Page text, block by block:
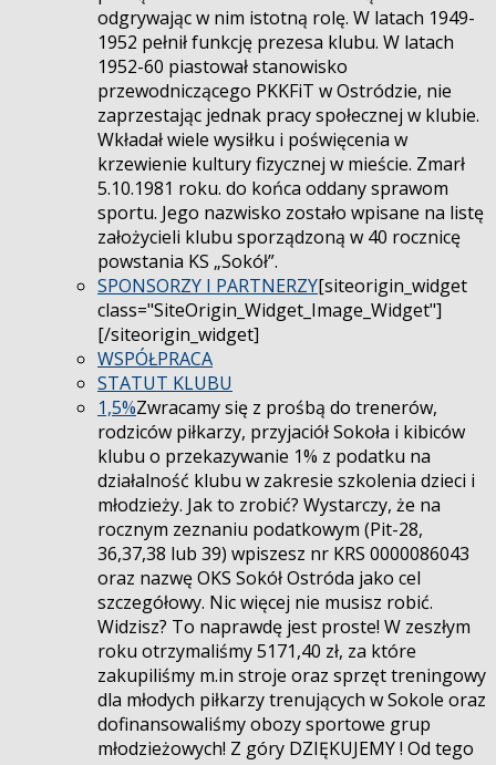
odgrywając w nim istotną rolę. W latach 1949-
1952 pełnił funkcję prezesa klubu. W latach
1952-60 piastował stanowisko
przewodniczącego PKKFiT w Ostródzie, nie
zaprzestając jednak pracy społecznej w klubie.
Wkładał wiele wysiłku i poświęcenia w
krzewienie kultury fizycznej w mieście. Zmarł
5.10.1981 roku. do końca oddany sprawom
sportu. Jego nazwisko zostało wpisane na listę
założycieli klubu sporządzoną w 40 rocznicę
powstania KS „Sokół”.
SPONSORZY I PARTNERZY[siteorigin_widget
class="SiteOrigin_Widget_Image_Widget"]
[/siteorigin_widget]
WSPÓŁPRACA
STATUT KLUBU
1,5%Zwracamy się z prośbą do trenerów,
rodziców piłkarzy, przyjaciół Sokoła i kibiców
klubu o przekazywanie 1% z podatku na
działalność klubu w zakresie szkolenia dzieci i
młodzieży. Jak to zrobić? Wystarczy, że na
rocznym zeznaniu podatkowym (Pit-28,
36,37,38 lub 39) wpiszesz nr KRS 0000086043
oraz nazwę OKS Sokół Ostróda jako cel
szczegółowy. Nic więcej nie musisz robić.
Widzisz? To naprawdę jest proste! W zeszłym
roku otrzymaliśmy 5171,40 zł, za które
zakupiliśmy m.in stroje oraz sprzęt treningowy
dla młodych piłkarzy trenujących w Sokole oraz
dofinansowaliśmy obozy sportowe grup
młodzieżowych! Z góry DZIĘKUJEMY ! Od tego